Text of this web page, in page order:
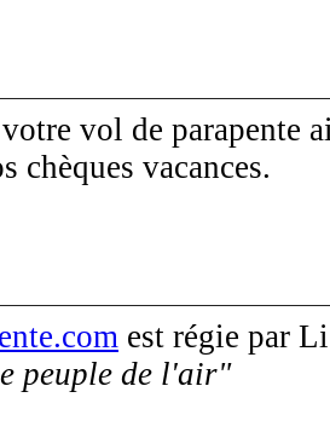
vol de parapente
chèques vacances.
est régie par
peuple de l'air"